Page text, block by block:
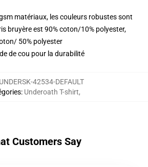
matériaux, les couleurs robustes sont
bruyère est 90% coton/10% polyester,
50% polyester
de cou pour la durabilité
UNDERSK-42534-DEFAULT
: Underoath T-shirt,
Customers Say